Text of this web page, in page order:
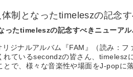
制となったtimeleszの記念す
ったtimeleszの記念すべきニューアル
ジナルアルバム『FAM』（読み：フ
れているsecondzの皆さん、
で、様々な音楽性や場面をJ-popに